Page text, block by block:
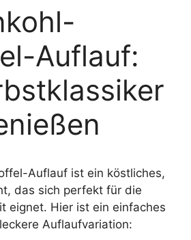
Auflauf:
Auflauf ist ein köstliches,
das sich perfekt für die
eignet. Hier ist ein einfaches
Auflaufvariation: